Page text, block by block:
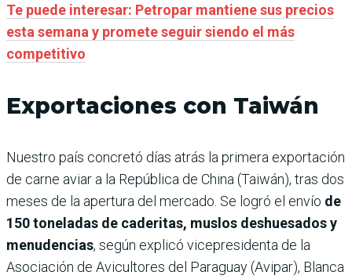
Te puede interesar: Petropar mantiene sus precios
esta semana y promete seguir siendo el más
competitivo
Exportaciones con Taiwán
Nuestro país concretó días atrás la primera exportación
de carne aviar a la República de China (Taiwán), tras dos
meses de la apertura del mercado. Se logró el envío de
150 toneladas de caderitas, muslos deshuesados y
menudencias, según explicó vicepresidenta de la
Asociación de Avicultores del Paraguay (Avipar), Blanca